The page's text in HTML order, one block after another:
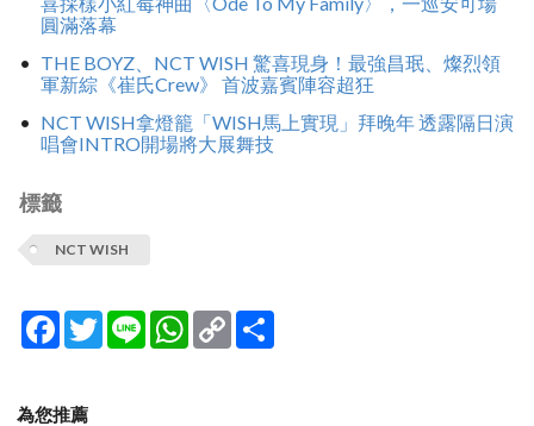
圓滿落幕
THE BOYZ、NCT WISH 驚喜現身！最強昌珉、燦烈領
軍新綜《崔氏Crew》 首波嘉賓陣容超狂
NCT WISH拿燈籠「WISH馬上實現」拜晚年 透露隔日演
唱會INTRO開場將大展舞技
標籤
NCT WISH
Facebook
TwitterLine WhatsApp
Copy
Link
為您推薦